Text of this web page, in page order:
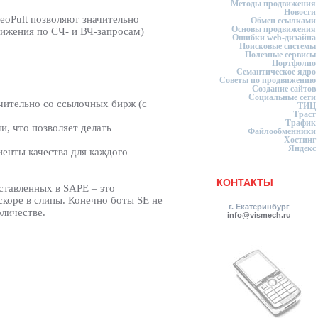
позволяют значительно
по СЧ- и ВЧ-запросам)
со ссылочных бирж (с
что позволяет делать
качества для каждого
в SAPE – это
в слипы. Конечно боты SE не
Методы продвижения
Новости
Обмен ссылками
Основы продвижения
Ошибки web-дизайна
Поисковые системы
Полезные сервисы
Портфолио
Семантическое ядро
Советы по продвижению
Создание сайтов
Социальные сети
ТИЦ
Траст
Трафик
Файлообменники
Хостинг
Яндекс
КОНТАКТЫ
г. Екатеринбург
info@vismech.ru